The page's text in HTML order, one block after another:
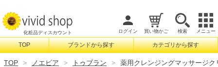
化粧品ディスカウント ログイン 買い物かご 検索 メニュー
検索
TOP ブランドから探す カテゴリから探す
TOP ノエビア トゥブラン 薬用クレンジングマッサージク